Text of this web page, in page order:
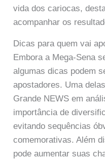
vida dos cariocas,
acompanhar os
Dicas para quem vai
Embora a Mega-Sena
algumas dicas podem
apostadores. Uma
Grande NEWS em
importância de
evitando sequências
comemorativas. Além
pode aumentar suas